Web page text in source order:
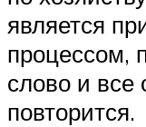
является
процессом,
слово и все
повторится.